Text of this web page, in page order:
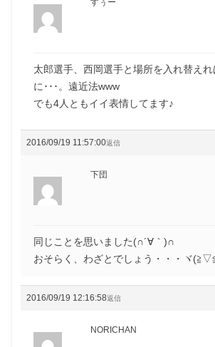
すぅー
太郎選手、西岡選手と場所を入れ替え
に･･･。遠近法www
でも4人ともイイ表情してます♪
2016/09/19 11:57:00返信
下団
同じことを思いました(∩´∀｀)∩
おそらく、わざとでしょう・・・ヾ
2016/09/19 12:16:58返信
NORICHAN